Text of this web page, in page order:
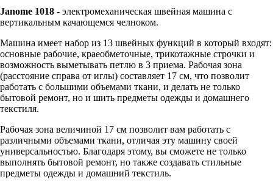
Janome 1018 - электромеханическая швейная машина с
вертикальным качающемся челноком.
Машина имеет набор из 13 швейных функций в который входят:
основные рабочие, краеобметочные, трикотажные строчки и
возможность выметывать петлю в 3 приема. Рабочая зона
(расстояние справа от иглы) составляет 17 см, что позволит
работать с большими объемами ткани, и делать не только
бытовой ремонт, но и шить предметы одежды и домашнего
текстиля.
Рабочая зона величиной 17 см позволит вам работать с
различными объемами ткани, отличая эту машину своей
универсальностью. Благодаря этому, вы сможете не только
выполнять бытовой ремонт, но также создавать стильные
предметы одежды и домашний текстиль.